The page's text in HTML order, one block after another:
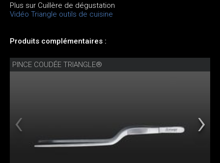
Plus sur Cuillère de dégustation
Vidéo Triangle outils de cuisine
Produits complémentaires :
PINCE COUDÉE TRIANGLE®